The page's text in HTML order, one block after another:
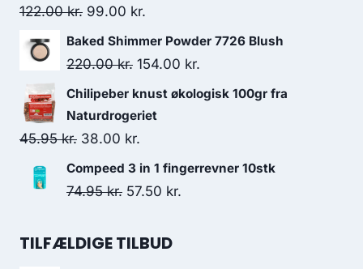
var:
27.00 kr.. 17.95 kr..
122.00kr. Den
oprindelige
pris
122.00 kr..
99.00 kr.
aktuelle
pris
99.00 kr..
Baked Shimmer Powder 7726 Blush
220.00kr. Den
oprindelige
pris
var:
220.00 kr..
154.00 kr.
aktuelle
154.00 kr..
Chilipeber knust økologisk 100gr fra
Naturdrogeriet
45.95kr. Den
oprindelige
pris
45.95 kr..
38.00 kr.
aktuelle
pris
38.00 kr..
Compeed 3 in 1 fingerrevner 10stk
74.95kr. Den
pris
57.50 kr.
TILFÆLDIGE TILBUD